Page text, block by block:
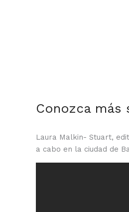
Conozca más
Laura Malkin- Stuart,
a cabo en la ciudad de